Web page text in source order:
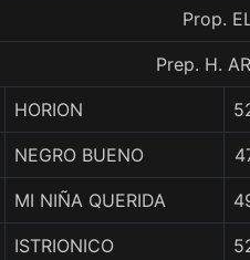
Prop.
Prep. H.
HORION
NEGRO BUENO
MI NIÑA QUERIDA
ISTRIONICO